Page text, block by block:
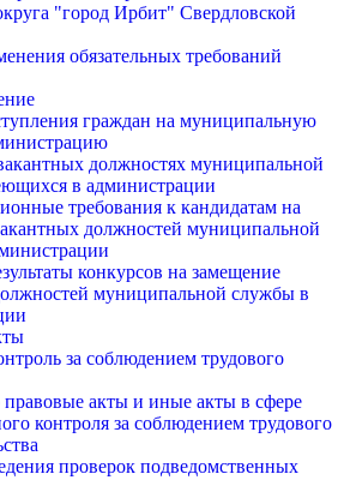
"город Ирбит" Свердловской
обязательных требований
граждан на муниципальную
должностях муниципальной
в администрации
требования к кандидатам на
должностей муниципальной
конкурсов на замещение
муниципальной службы в
за соблюдением трудового
акты и иные акты в сфере
контроля за соблюдением трудового
проверок подведомственных